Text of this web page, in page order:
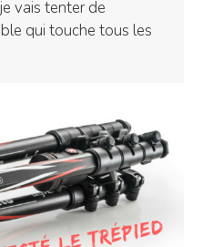
vais tenter de
qui touche tous les